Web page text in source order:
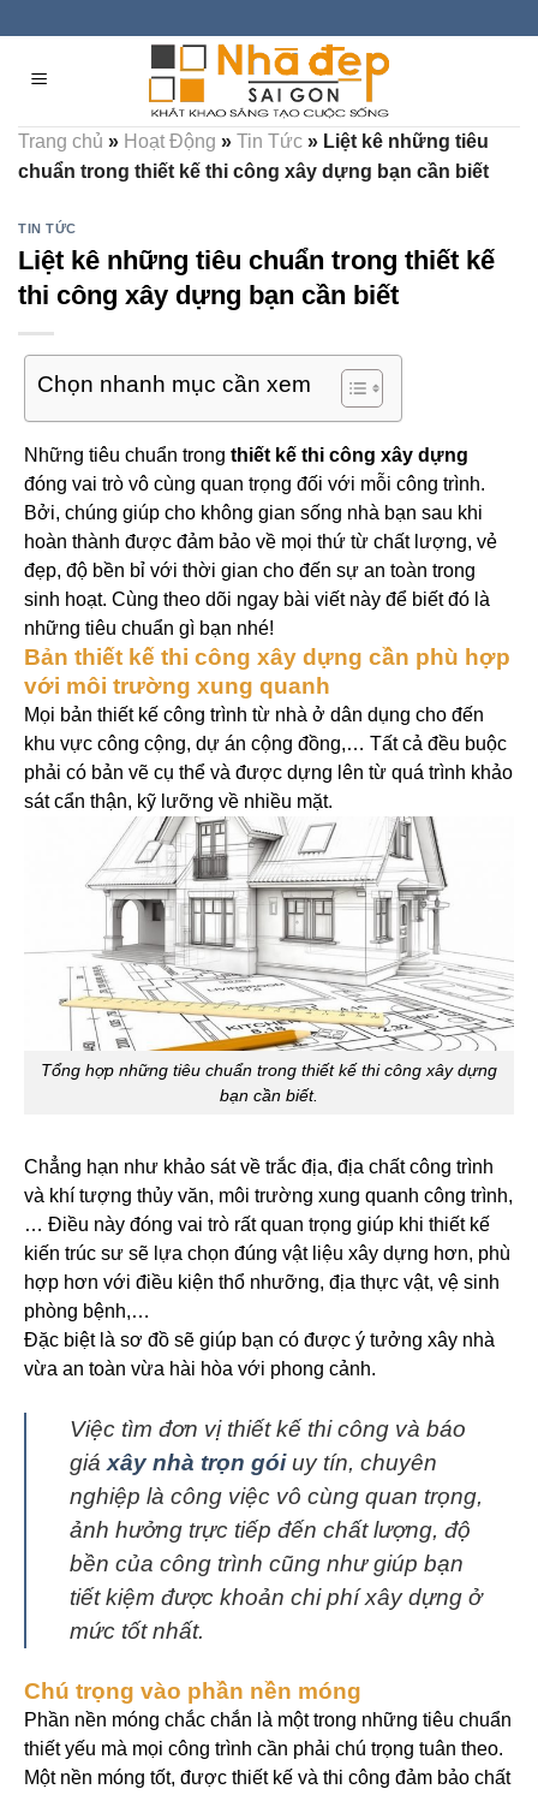
content
Trang chủ » Hoạt Động » Tin Tức » Liệt kê những tiêu
chuẩn trong thiết kế thi công xây dựng bạn cần biết
TIN TỨC
Liệt kê những tiêu chuẩn trong thiết kế
thi công xây dựng bạn cần biết
Chọn nhanh mục cần xem
Những tiêu chuẩn trong thiết kế thi công xây dựng
đóng vai trò vô cùng quan trọng đối với mỗi công trình.
Bởi, chúng giúp cho không gian sống nhà bạn sau khi
hoàn thành được đảm bảo về mọi thứ từ chất lượng, vẻ
đẹp, độ bền bỉ với thời gian cho đến sự an toàn trong
sinh hoạt. Cùng theo dõi ngay bài viết này để biết đó là
những tiêu chuẩn gì bạn nhé!
Bản thiết kế thi công xây dựng cần phù hợp
với môi trường xung quanh
Mọi bản thiết kế công trình từ nhà ở dân dụng cho đến
khu vực công cộng, dự án cộng đồng,… Tất cả đều buộc
phải có bản vẽ cụ thể và được dựng lên từ quá trình khảo
sát cẩn thận, kỹ lưỡng về nhiều mặt.
Tổng hợp những tiêu chuẩn trong thiết kế thi công xây dựng
bạn cần biết.
Chẳng hạn như khảo sát về trắc địa, địa chất công trình
và khí tượng thủy văn, môi trường xung quanh công trình,
… Điều này đóng vai trò rất quan trọng giúp khi thiết kế
kiến trúc sư sẽ lựa chọn đúng vật liệu xây dựng hơn, phù
hợp hơn với điều kiện thổ nhưỡng, địa thực vật, vệ sinh
phòng bệnh,…
Đặc biệt là sơ đồ sẽ giúp bạn có được ý tưởng xây nhà
vừa an toàn vừa hài hòa với phong cảnh.
Việc tìm đơn vị thiết kế thi công và báo
giáxây nhà trọn góiuy tín, chuyên
nghiệp là công việc vô cùng quan trọng,
ảnh hưởng trực tiếp đến chất lượng, độ
bền của công trình cũng như giúp bạn
tiết kiệm được khoản chi phí xây dựng ở
mức tốt nhất.
Chú trọng vào phần nền móng
Phần nền móng chắc chắn là một trong những tiêu chuẩn
thiết yếu mà mọi công trình cần phải chú trọng tuân theo.
Một nền móng tốt, được thiết kế và thi công đảm bảo chất